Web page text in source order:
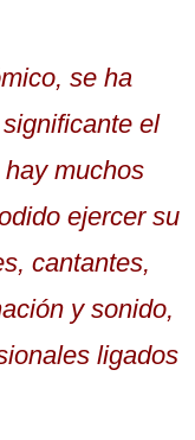
se ha
el
muchos
ejercer su
cantantes,
y sonido,
ligados